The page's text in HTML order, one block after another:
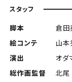
スタッフ
脚本
倉田
絵コンテ
山本
演出
オダ
総作画監督
北尾